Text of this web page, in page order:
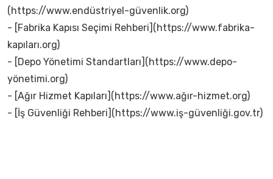
(https://www.endüstriyel-güvenlik.org)
- [Fabrika Kapısı Seçimi Rehberi](https://www.fabrika-
kapıları.org)
- [Depo Yönetimi Standartları](https://www.depo-
yönetimi.org)
- [Ağır Hizmet Kapıları](https://www.ağır-hizmet.org)
- [İş Güvenliği Rehberi](https://www.iş-güvenliği.gov.tr)